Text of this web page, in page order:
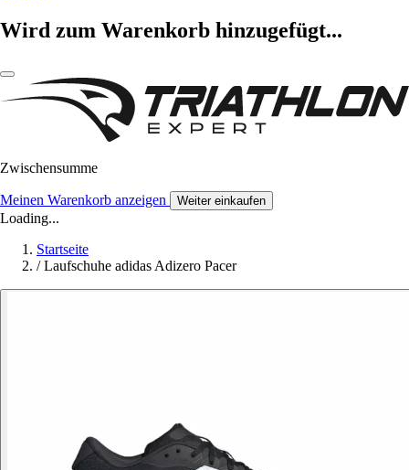
Wird zum Warenkorb hinzugefügt...
Zwischensumme
Meinen Warenkorb anzeigen Weiter einkaufen
Loading...
Startseite
/ Laufschuhe adidas Adizero Pacer